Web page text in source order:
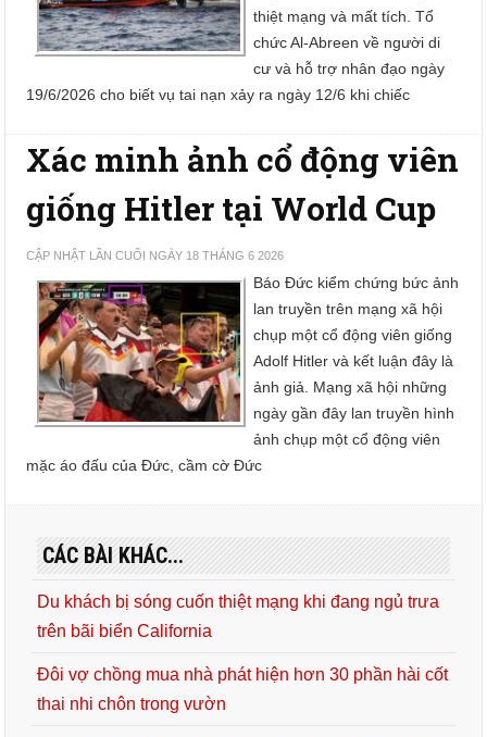
thiệt mạng và mất tích. Tổ
chức Al-Abreen về người di
cư và hỗ trợ nhân đạo ngày
19/6/2026 cho biết vụ tai nạn xảy ra ngày 12/6 khi chiếc
Xác minh ảnh cổ động viên
giống Hitler tại World Cup
CẬP NHẬT LẦN CUỐI NGÀY 18 THÁNG 6 2026
Báo Đức kiểm chứng bức ảnh
lan truyền trên mạng xã hội
chụp một cổ động viên giống
Adolf Hitler và kết luận đây là
ảnh giả. Mạng xã hội những
ngày gần đây lan truyền hình
ảnh chụp một cổ động viên
mặc áo đấu của Đức, cầm cờ Đức
CÁC BÀI KHÁC...
Du khách bị sóng cuốn thiệt mạng khi đang ngủ trưa
trên bãi biển California
Đôi vợ chồng mua nhà phát hiện hơn 30 phần hài cốt
thai nhi chôn trong vườn